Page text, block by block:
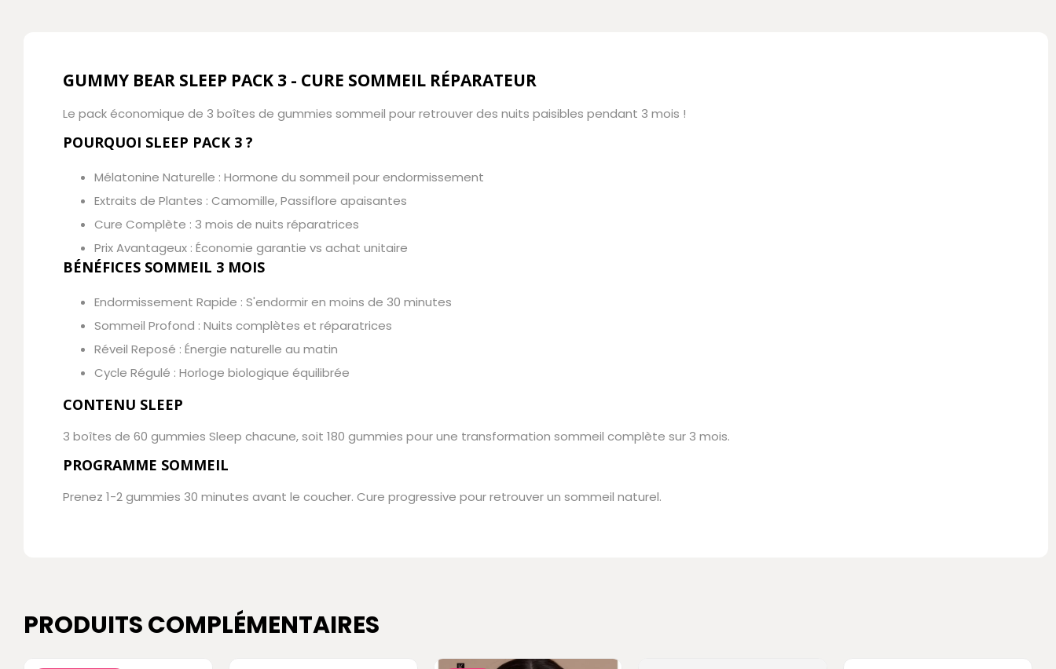
GUMMY BEAR SLEEP PACK 3 - CURE SOMMEIL RÉPARATEUR
Le pack économique de 3 boîtes de gummies sommeil pour retrouver des nuits paisibles pendant 3 mois !
POURQUOI SLEEP PACK 3 ?
Mélatonine Naturelle : Hormone du sommeil pour endormissement
Extraits de Plantes : Camomille, Passiflore apaisantes
Cure Complète : 3 mois de nuits réparatrices
Prix Avantageux : Économie garantie vs achat unitaire
BÉNÉFICES SOMMEIL 3 MOIS
Endormissement Rapide : S'endormir en moins de 30 minutes
Sommeil Profond : Nuits complètes et réparatrices
Réveil Reposé : Énergie naturelle au matin
Cycle Régulé : Horloge biologique équilibrée
CONTENU SLEEP
3 boîtes de 60 gummies Sleep chacune, soit 180 gummies pour une transformation sommeil complète sur 3 mois.
PROGRAMME SOMMEIL
Prenez 1-2 gummies 30 minutes avant le coucher. Cure progressive pour retrouver un sommeil naturel.
PRODUITS COMPLÉMENTAIRES